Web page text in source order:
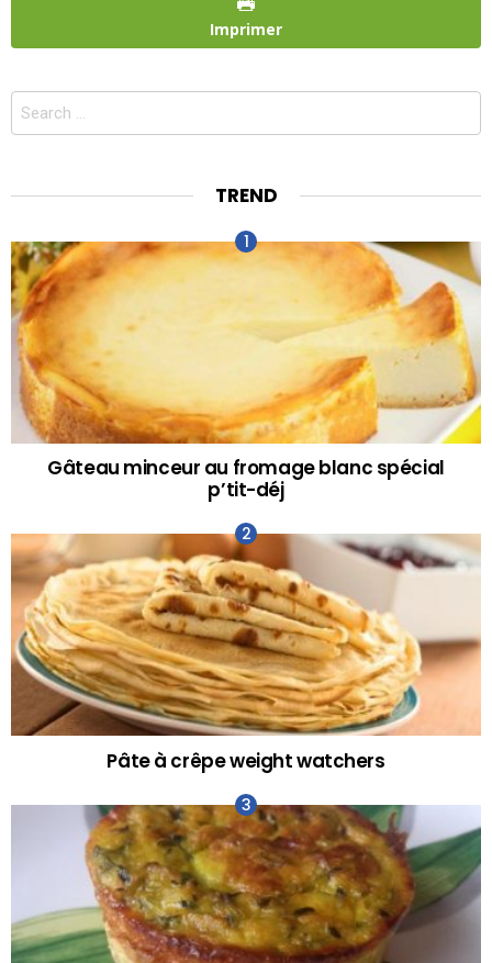
Imprimer
Search
TREND
Gâteau minceur au fromage blanc spécial
p’tit-déj
Pâte à crêpe weight watchers